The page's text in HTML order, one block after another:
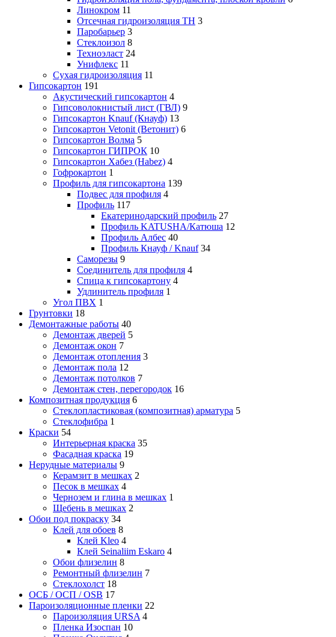
Линокром 11
Отсечная гидроизоляция ТН 3
Паробарьер 3
Стеклоизол 8
Техноэласт 24
Унифлекс 11
Сухая гидроизоляция 11
Гипсокартон 191
Акустический гипсокартон 4
Гипсоволокнистый лист (ГВЛ) 9
Гипсокартон Knauf (Кнауф) 13
Гипсокартон Vetonit (Ветонит) 6
Гипсокартон Волма 5
Гипсокартон ГИПРОК 10
Гипсокартон Хабез (Habez) 4
Гофрокартон 1
Профиль для гипсокартона 139
Подвес для профиля 4
Профиль 117
Екатеринодарский профиль 27
Профиль KATUSHA/Катюша 12
Профиль Албес 40
Профиль Кнауф / Knauf 34
Саморезы 9
Соединитель для профиля 4
Спица к гипсокартону 4
Удлинитель профиля 1
Угол ПВХ 1
Грунтовки 18
Демонтажные работы 40
Демонтаж дверей 5
Демонтаж окон 7
Демонтаж отопления 3
Демонтаж пола 12
Демонтаж потолков 7
Демонтаж стен, перегородок 16
Композитная продукция 6
Стеклопластиковая (композитная) арматура 5
Стеклофибра 1
Краски 54
Интерьерная краска 35
Фасадная краска 19
Нерудные материалы 9
Керамзит в мешках 2
Песок в мешках 4
Чернозем и глина в мешках 1
Щебень в мешках 2
Обои под покраску 34
Клей для обоев 8
Клей Kleo 4
Клей Seinaliim Eskaro 4
Обои флизелин 8
Ремонтный флизелин 7
Стеклохолст 18
ОСБ / ОСП / OSB 17
Пароизоляционные пленки 22
Пароизоляция URSA 4
Пленка Изоспан 10